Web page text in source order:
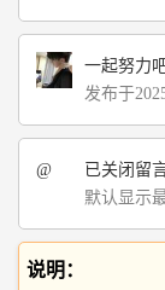
一起努力
发布于
@
已关闭留
默认显示
说明：